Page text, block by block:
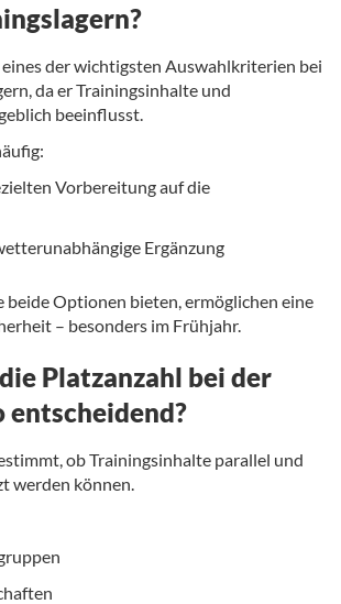
der wichtigsten Auswahlkriterien bei
da er Trainingsinhalte und
beeinflusst.
Vorbereitung auf die
Ergänzung
beide Optionen bieten, ermöglichen eine
– besonders im Frühjahr.
Platzanzahl bei der
entscheidend?
ob Trainingsinhalte parallel und
werden können.